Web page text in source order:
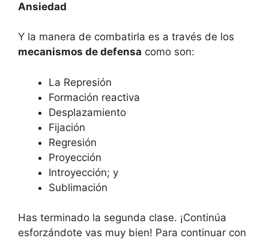
Ansiedad
Y la manera de combatirla es a través de los
mecanismos de defensa como son:
La Represión
Formación reactiva
Desplazamiento
Fijación
Regresión
Proyección
Introyección; y
Sublimación
Has terminado la segunda clase. ¡Continúa
esforzándote vas muy bien! Para continuar con